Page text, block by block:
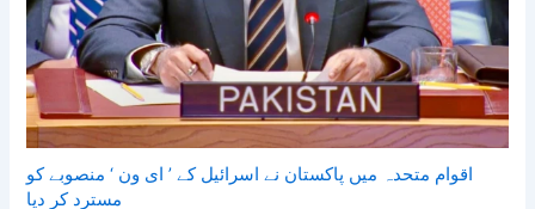
اقوام متحدہ میں پاکستان نے اسرائیل کے ’ ای ون ‘ منصوبے کو
مسترد کر دیا